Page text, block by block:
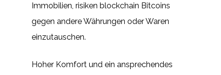
Immobilien, risiken blockchain Bitcoins
gegen andere Währungen oder Waren
einzutauschen.
Hoher Komfort und ein ansprechendes